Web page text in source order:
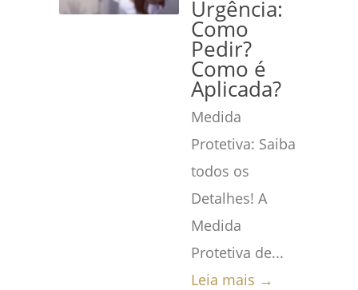
Urgência:
Como
Pedir?
Como é
Aplicada?
Medida
Protetiva: Saiba
todos os
Detalhes! A
Medida
Protetiva de...
Leia mais →